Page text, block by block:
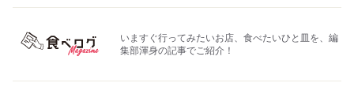
いますぐ行ってみたいお店、食べたいひと皿を、編
集部渾身の記事でご紹介！